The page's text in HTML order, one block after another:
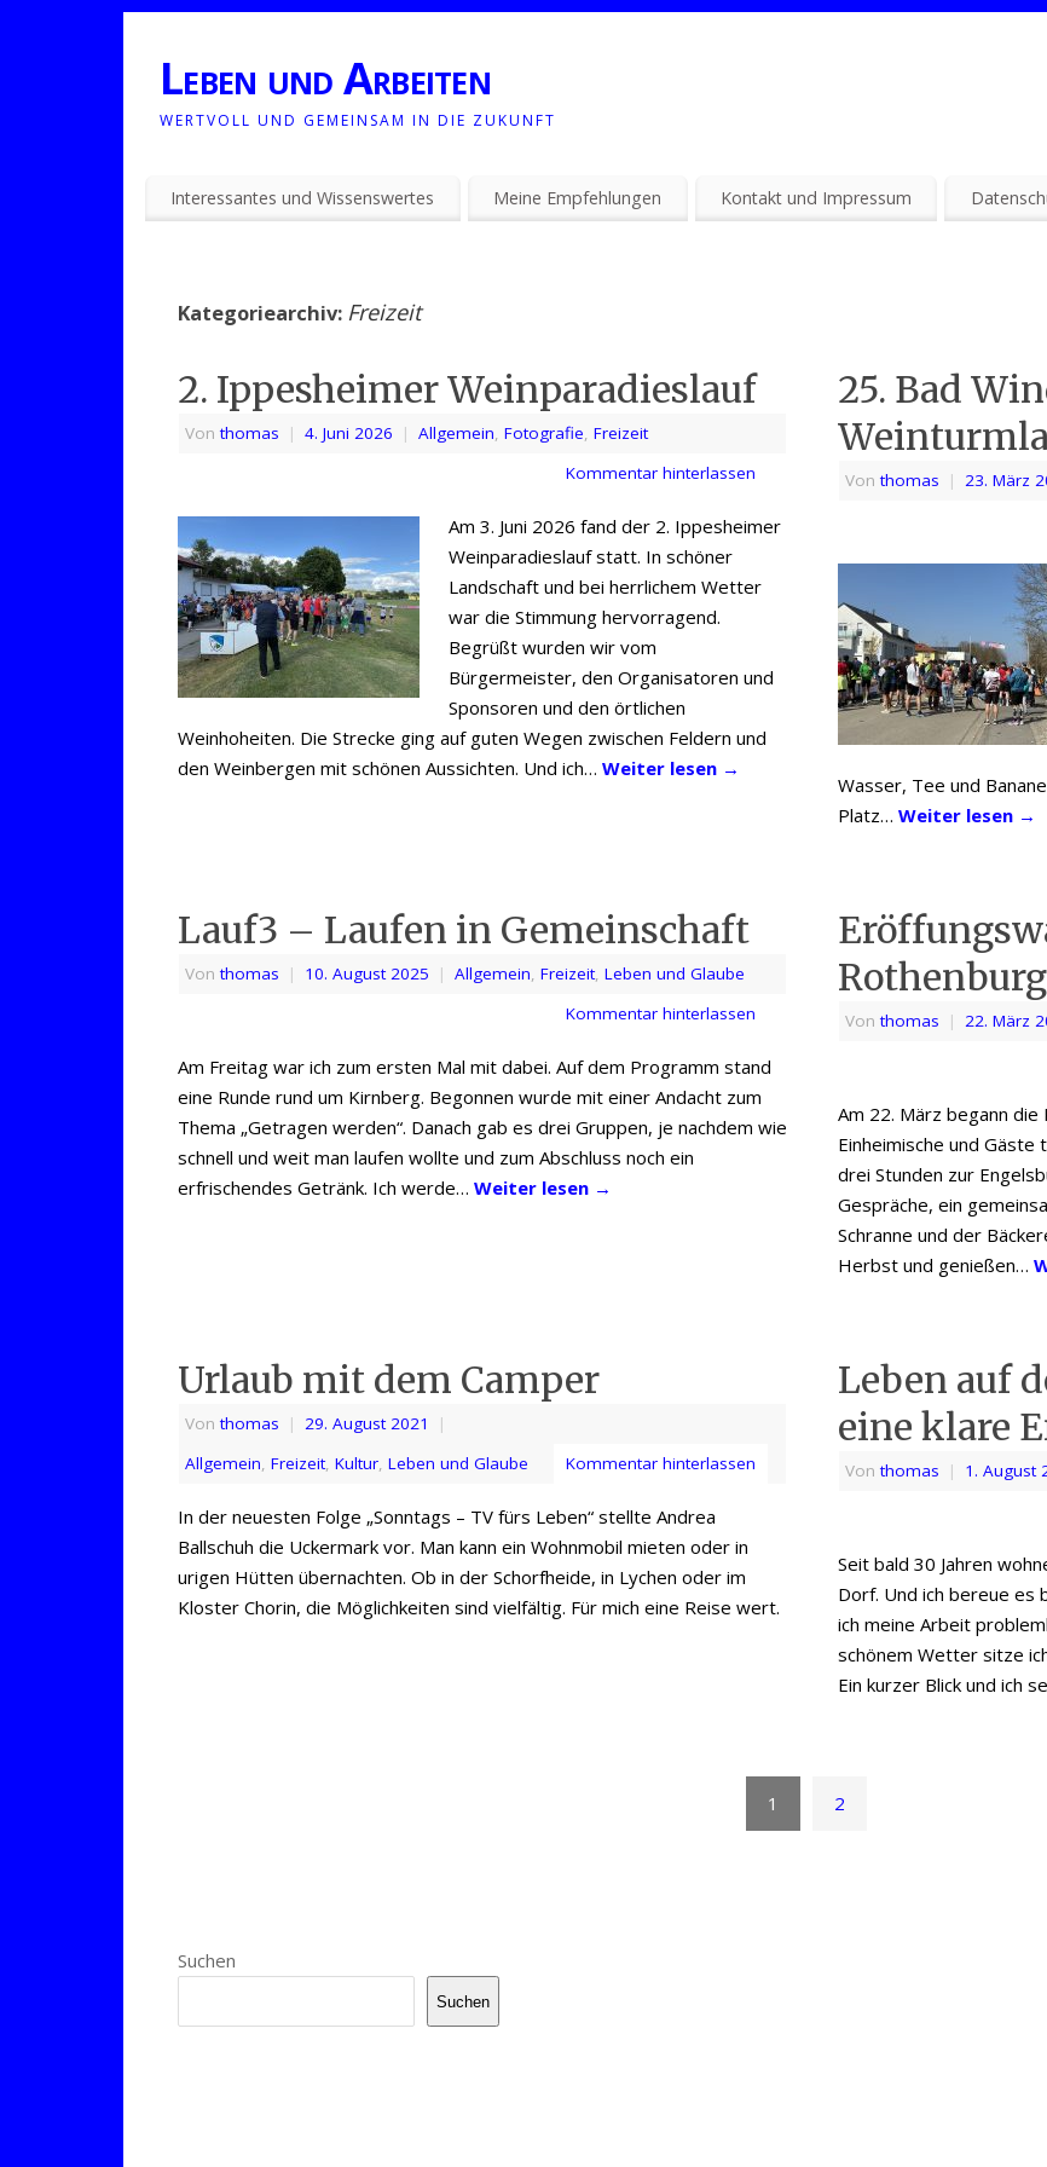
Leben und Arbeiten
WERTVOLL UND GEMEINSAM IN DIE ZUKUNFT
Interessantes und Wissenswertes Meine Empfehlungen Kontakt und Impressum
Kategoriearchiv: Freizeit
2. Ippesheimer Weinparadieslauf
Vonthomas | 4. Juni 2026 | Allgemein, Fotografie, Freizeit
Kommentar hinterlassen
Am 3. Juni 2026 fand der 2. Ippesheimer
Weinparadieslauf statt. In schöner
Landschaft und bei herrlichem Wetter
war die Stimmung hervorragend.
Begrüßt wurden wir vom
Bürgermeister, den Organisatoren und
Sponsoren und den örtlichen
Weinhoheiten. Die Strecke ging auf guten Wegen zwischen Feldern und
den Weinbergen mit schönen Aussichten. Und ich… Weiter lesen →
25. Bad
Vonthomas | 23. März
Wasser, Tee und
Platz… Weiter lesen →
Lauf3 – Laufen in Gemeinschaft
Vonthomas | 10. August 2025 | Allgemein, Freizeit, Leben und Glaube
Kommentar hinterlassen
Am Freitag war ich zum ersten Mal mit dabei. Auf dem Programm stand
eine Runde rund um Kirnberg. Begonnen wurde mit einer Andacht zum
Thema „Getragen werden“. Danach gab es drei Gruppen, je nachdem wie
schnell und weit man laufen wollte und zum Abschluss noch ein
erfrischendes Getränk. Ich werde… Weiter lesen →
Rothenburg
Vonthomas | 22. März
Am 22. März begann
Einheimische und
drei Stunden zur
Gespräche, ein
Schranne und der
Herbst und genießen…
Urlaub mit dem Camper
Vonthomas | 29. August 2021
|
Allgemein, Freizeit, Kultur, Leben und Glaube Kommentar hinterlassen
In der neuesten Folge „Sonntags – TV fürs Leben“ stellte Andrea
Ballschuh die Uckermark vor. Man kann ein Wohnmobil mieten oder in
urigen Hütten übernachten. Ob in der Schorfheide, in Lychen oder im
Kloster Chorin, die Möglichkeiten sind vielfältig. Für mich eine Reise wert.
Leben auf
eine klare
Vonthomas | 1. August
Seit bald 30 Jahren
Dorf. Und ich bereue es
ich meine Arbeit
schönem Wetter sitze
Ein kurzer Blick und ich
1 2
Suchen
Suchen